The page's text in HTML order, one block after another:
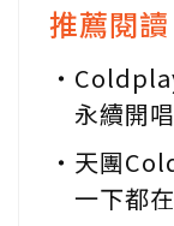
推薦閱讀
永續開唱
天團
一下都